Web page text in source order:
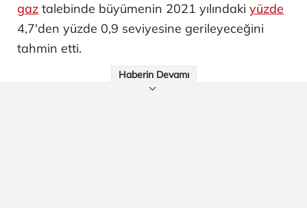
gaz talebinde büyümenin 2021 yılındaki yüzde
4,7'den yüzde 0,9 seviyesine gerileyeceğini
tahmin etti.
Haberin Devamı